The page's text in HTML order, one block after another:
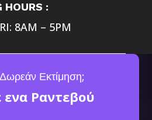
HOURS :
8AM – 5PM
Εκτίμηση;
ενα Ραντεβού